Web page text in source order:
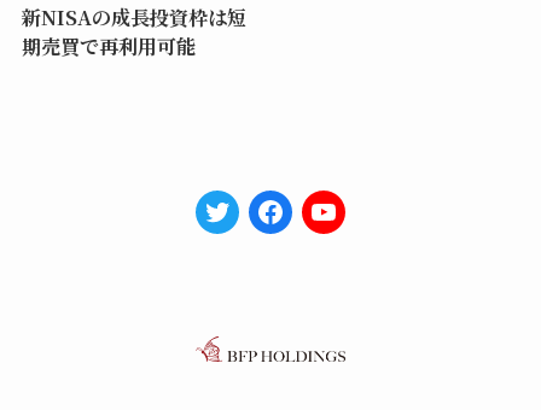
新NISAの成長投資枠は短
期売買で再利用可能